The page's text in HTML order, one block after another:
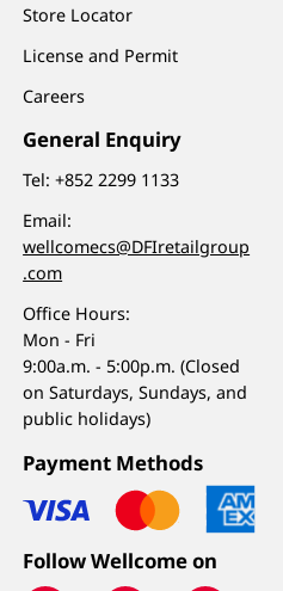
Store Locator
License and Permit
Careers
General Enquiry
Tel:+852 2299 1133
Email:
wellcomecs@DFIretailgroup
.com
Office Hours:
Mon - Fri
9:00a.m. - 5:00p.m. (Closed
on Saturdays, Sundays, and
public holidays)
Payment Methods
Follow Wellcome on